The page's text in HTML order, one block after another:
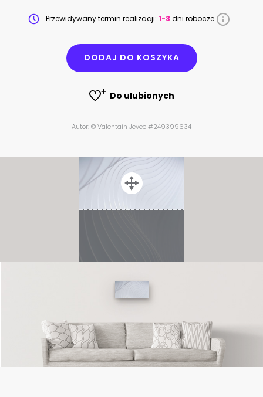
Przewidywany termin realizacji: 1-3 dni robocze
DODAJ DO KOSZYKA
Do ulubionych
Autor: © Valentain Jevee #249399634